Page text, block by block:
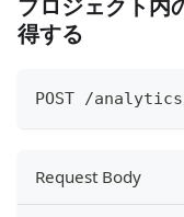
プロジェクト内
得する
POST /
Request Body